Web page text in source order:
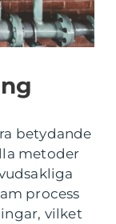
betydande
metoder
process
vilket